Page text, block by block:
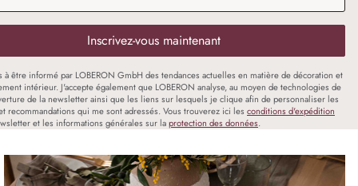
Inscrivez-vous maintenant
à être informé par LOBERON GmbH des tendances actuelles en matière de décoration et
intérieur. J'accepte également que LOBERON analyse, au moyen de technologies de
de la newsletter ainsi que les liens sur lesquels je clique afin de personnaliser les
recommandations qui me sont adressés. Vous trouverez ici les conditions d'expédition
et les informations générales sur laprotection des données.